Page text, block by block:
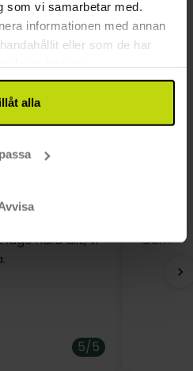
som vi samarbetar med.
informationen med annan
eller som de har
alla
läge nära allt, vi
5/5